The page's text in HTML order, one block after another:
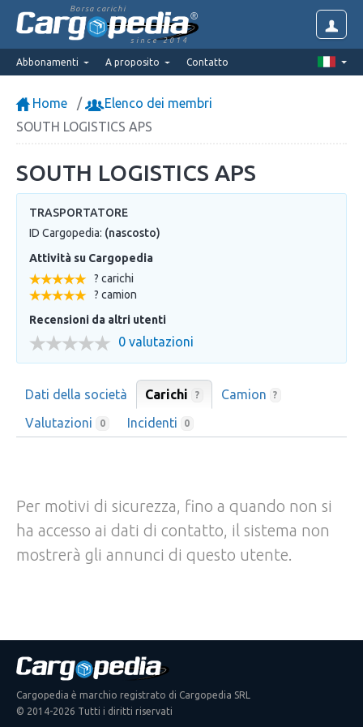
Borsa carichi
since 2014
Abbonamenti A proposito Contatto
Home
Elenco dei membri
SOUTH LOGISTICS APS
SOUTH LOGISTICS APS
TRASPORTATORE
ID Cargopedia: (nascosto)
Attività su Cargopedia
? carichi
? camion
Recensioni da altri utenti
0 valutazioni
Dati della società Carichi ? Camion ?
Valutazioni 0 Incidenti 0
Per motivi di sicurezza, fino a quando non si
ha accesso ai dati di contatto, il sistema non
mostrerà gli annunci di questo utente.
Cargopedia è marchio registrato di Cargopedia SRL
© 2014-2026 Tutti i diritti riservati